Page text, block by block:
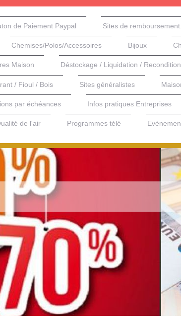
de Paiement Paypal Sites de remboursement.
Chemises/Polos/Accessoires Bijoux
Maison Déstockage / Liquidation /
/ Fioul / Bois Sites généralistes
par échéances Infos pratiques Entreprises
de l'air Programmes télé